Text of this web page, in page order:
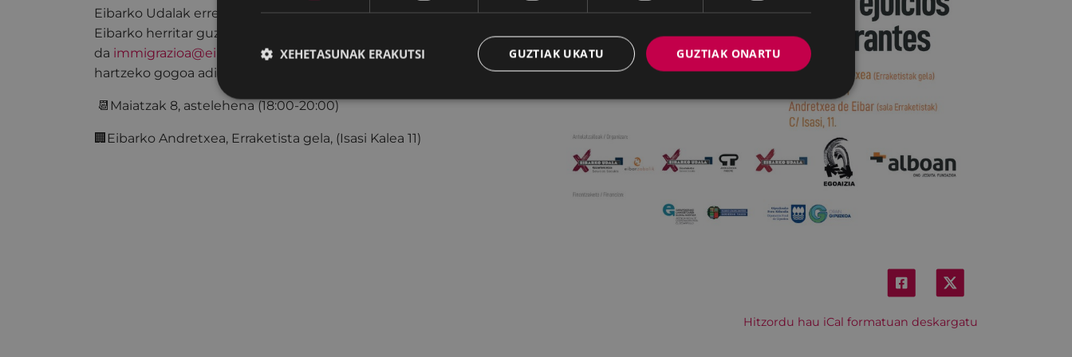
Hitzordu hau iCal formatuan deskargatu
Eibarko Udalak erregistratzera eta parte hartzera gonbidatzen ditu
Eibarko herritar guztiak. Izena emateko, e-maila bidali behar
da immigrazioa@eibar.eusposta helbidera eta bertan parte
hartzeko gogoa adierazi.
📆Maiatzak 8, astelehena (18:00-20:00)
🏢Eibarko Andretxea, Erraketista gela, (Isasi Kalea 11)
GUZTIAK ONARTU
GUZTIAK UKATU
XEHETASUNAK ERAKUTSI